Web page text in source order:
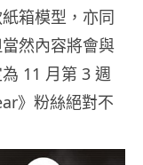
箱模型，亦同
然內容將會與
11 月第 3 週
》粉絲絕對不